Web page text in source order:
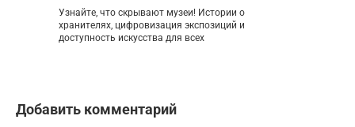
Узнайте, что скрывают музеи! Истории о
хранителях, цифровизация экспозиций и
доступность искусства для всех
Добавить комментарий